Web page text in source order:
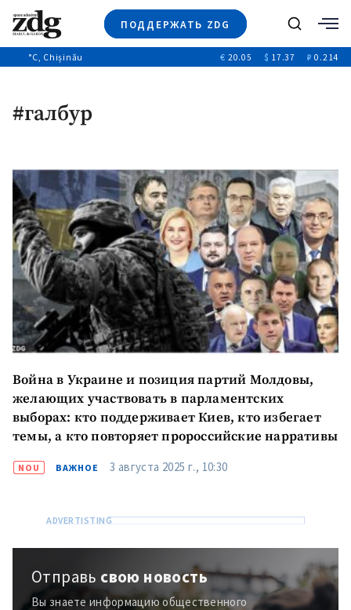
ПОДДЕРЖАТЬ ZDG
Новости
Видео
Выборы 2025
Поиск
°C, Chișinău € 20.05 $ 17.37 ₽ 0.214
#галбур
Война в Украине и позиция партий Молдовы,
желающих участвовать в парламентских
выборах: кто поддерживает Киев, кто избегает
темы, а кто повторяет пророссийские нарративы
NOU ВАЖНОЕ 3 августа 2025 г., 10:30
Отправь свою новость
Вы знаете информацию общественного